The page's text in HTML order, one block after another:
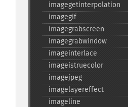
imagegetinterpolation
imagegif
imagegrabscreen
imagegrabwindow
imageinterlace
imageistruecolor
imagejpeg
imagelayereffect
imageline